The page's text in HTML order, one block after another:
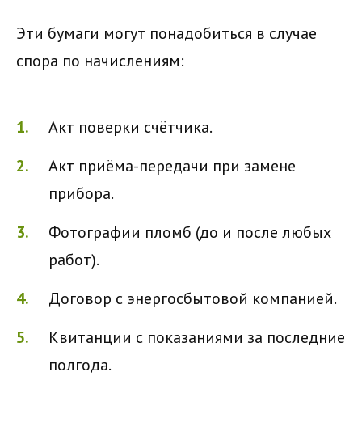
Эти бумаги могут понадобиться в случае
спора по начислениям:
Акт поверки счётчика.
Акт приёма-передачи при замене
прибора.
Фотографии пломб (до и после любых
работ).
Договор с энергосбытовой компанией.
Квитанции с показаниями за последние
полгода.